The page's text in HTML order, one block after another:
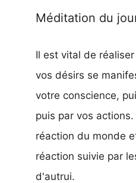
Méditation du
Il est vital de
vos désirs se
votre conscience,
puis par vos
réaction du monde
réaction suivie par
d'autrui.